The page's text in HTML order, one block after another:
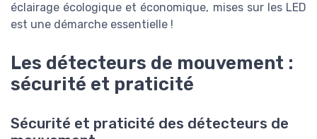
éclairage écologique et économique, mises sur les LED
est une démarche essentielle !
Les détecteurs de mouvement :
sécurité et praticité
Sécurité et praticité des détecteurs de